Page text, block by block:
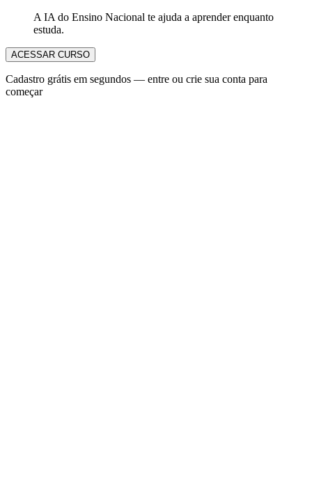
A IA do Ensino Nacional te ajuda a aprender enquanto
estuda.
ACESSAR CURSO
Cadastro grátis em segundos — entre ou crie sua conta para
começar